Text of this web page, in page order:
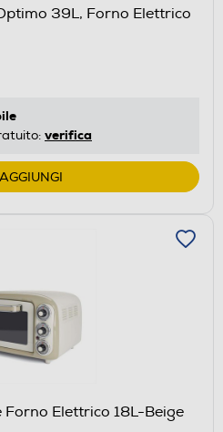
39L, Forno Elettrico
verifica
AGGIUNGI
Elettrico 18L-Beige